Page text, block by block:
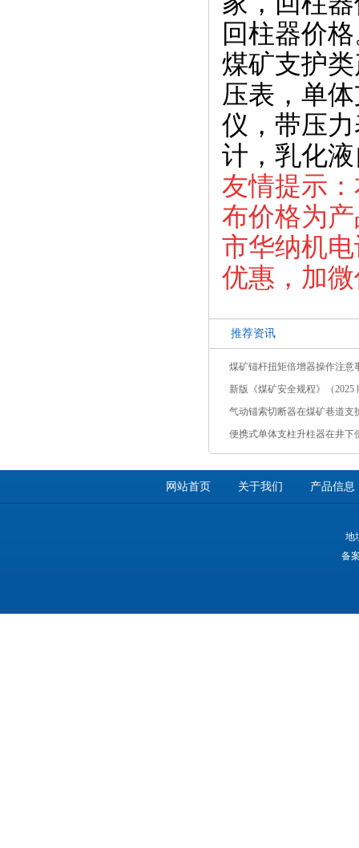
回柱器价
煤矿支护
压表，单
仪，带压
计，乳化
友情提示
布价格为
市华纳机
优惠，加
推荐资讯
煤矿锚杆扭矩倍增器操作注意
新版《煤矿安全规程》（2025
气动锚索切断器在煤矿巷道支
便携式单体支柱升柱器在井下
网站首页 关于我们 产品信息
地
备